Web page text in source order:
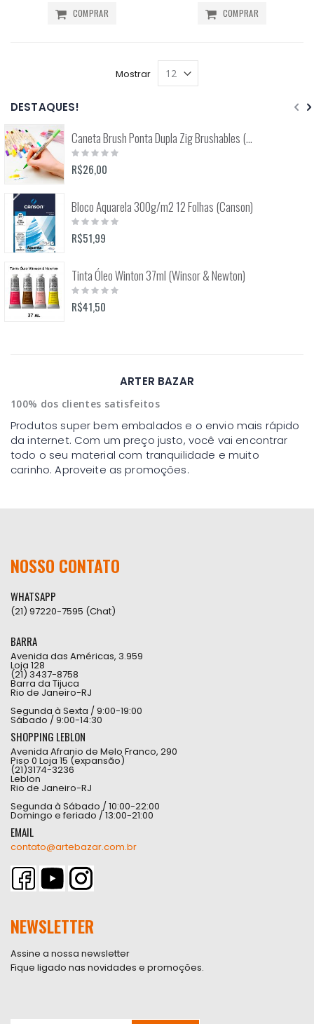
COMPRAR COMPRAR
Mostrar
DESTAQUES!
Caneta Brush Ponta Dupla Zig Brushables (Kuretake)
Rating:
0%
R$26,00
Bloco Aquarela 300g/m2 12 Folhas (Canson)
Rating:
0%
R$51,99
Tinta Óleo Winton 37ml (Winsor & Newton)
Rating:
0%
R$41,50
ARTER BAZAR
100% dos clientes satisfeitos
Produtos super bem embalados e o envio mais rápido
da internet. Com um preço justo, você vai encontrar
todo o seu material com tranquilidade e muito
carinho. Aproveite as promoções.
NOSSO CONTATO
WHATSAPP
(21) 97220-7595 (Chat)
BARRA
Avenida das Américas, 3.959
Loja 128
(21) 3437-8758
Barra da Tijuca
Rio de Janeiro-RJ
Segunda à Sexta / 9:00-19:00
Sábado / 9:00-14:30
SHOPPING LEBLON
Avenida Afranio de Melo Franco, 290
Piso 0 Loja 15 (expansão)
(21)3174-3236
Leblon
Rio de Janeiro-RJ
Segunda à Sábado / 10:00-22:00
Domingo e feriado / 13:00-21:00
EMAIL
contato@artebazar.com.br
NEWSLETTER
Assine a nossa newsletter
Fique ligado nas novidades e promoções.